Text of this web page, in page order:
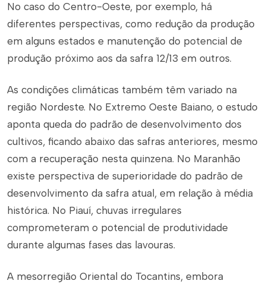
No caso do Centro-Oeste, por exemplo, há
diferentes perspectivas, como redução da produção
em alguns estados e manutenção do potencial de
produção próximo aos da safra 12/13 em outros.
As condições climáticas também têm variado na
região Nordeste. No Extremo Oeste Baiano, o estudo
aponta queda do padrão de desenvolvimento dos
cultivos, ficando abaixo das safras anteriores, mesmo
com a recuperação nesta quinzena. No Maranhão
existe perspectiva de superioridade do padrão de
desenvolvimento da safra atual, em relação à média
histórica. No Piauí, chuvas irregulares
comprometeram o potencial de produtividade
durante algumas fases das lavouras.
A mesorregião Oriental do Tocantins, embora